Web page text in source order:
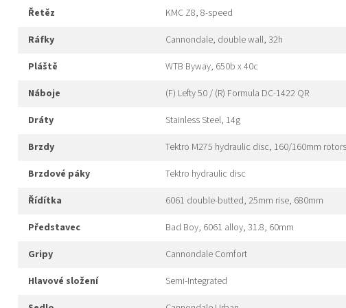
řetěz
KMC Z8, 8-speed
ráfky
Cannondale, double wall, 32h
pláště
WTB Byway, 650b x 40c
náboje
(F) Lefty 50 / (R) Formula DC-1422 QR
dráty
Stainless Steel, 14g
brzdy
Tektro M275 hydraulic disc, 160/160mm rotors
brzdové páky
Tektro hydraulic disc
řídítka
6061 double-butted, 25mm rise, 680mm
představec
Bad Boy, 6061 alloy, 31.8, 60mm
gripy
Cannondale Comfort
hlavové složení
Semi-Integrated